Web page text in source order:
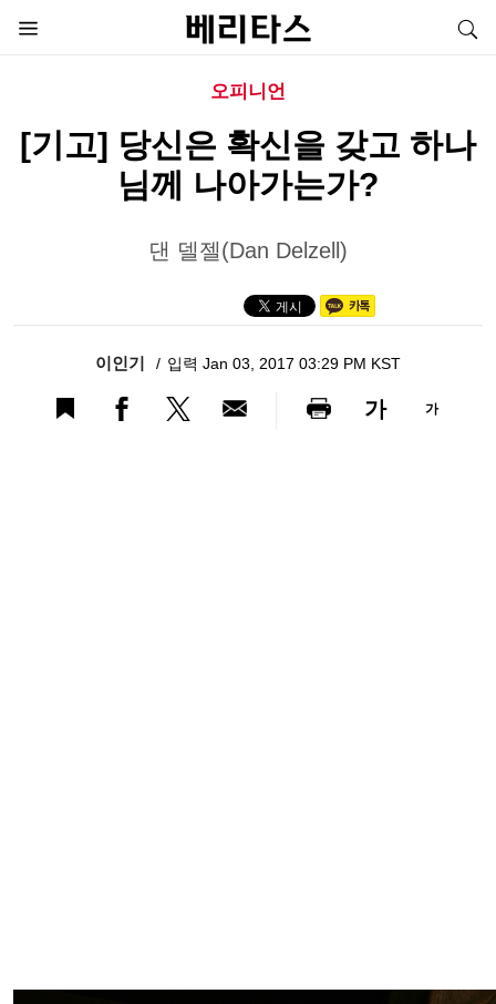
오피니언
[기고] 당신은 확신을 갖고 하나
님께 나아가는가?
댄 델젤(Dan Delzell)
이인기 입력 Jan 03, 2017 03:29 PM KST
가 가